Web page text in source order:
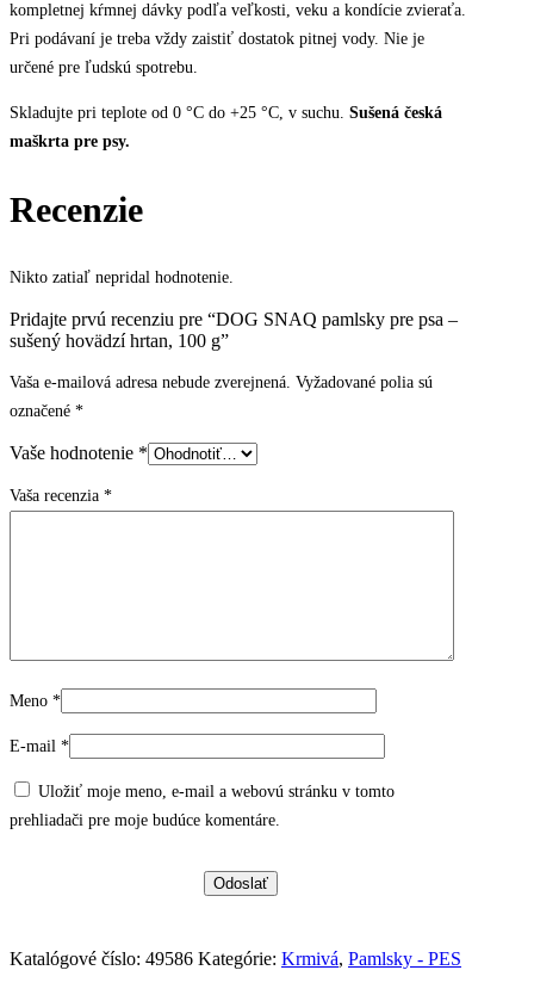
kompletnej kŕmnej dávky podľa veľkosti, veku a kondície zvieraťa.
Pri podávaní je treba vždy zaistiť dostatok pitnej vody. Nie je
určené pre ľudskú spotrebu.
Skladujte pri teplote od 0 °C do +25 °C, v suchu. Sušená česká
maškrta pre psy.
Recenzie
Nikto zatiaľ nepridal hodnotenie.
Pridajte prvú recenziu pre “DOG SNAQ pamlsky pre psa –
sušený hovädzí hrtan, 100 g”
Vaša e-mailová adresa nebude zverejnená. Vyžadované polia sú
označené *
Vaše hodnotenie *
Vaša recenzia *
Meno *
E-mail *
Uložiť moje meno, e-mail a webovú stránku v tomto
prehliadači pre moje budúce komentáre.
Katalógové číslo: 49586 Kategórie: Krmivá, Pamlsky - PES